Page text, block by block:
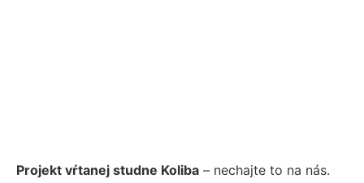
Projekt vŕtanej studne Koliba – nechajte to na nás.